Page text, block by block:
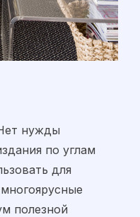
нужды
по углам
для
полезной